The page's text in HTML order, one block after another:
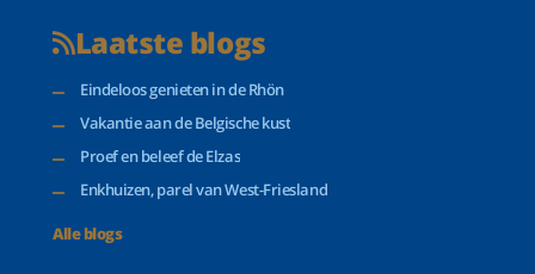
Laatste blogs
Eindeloos genieten in de Rhön
Vakantie aan de Belgische kust
Proef en beleef de Elzas
Enkhuizen, parel van West-Friesland
Alle blogs